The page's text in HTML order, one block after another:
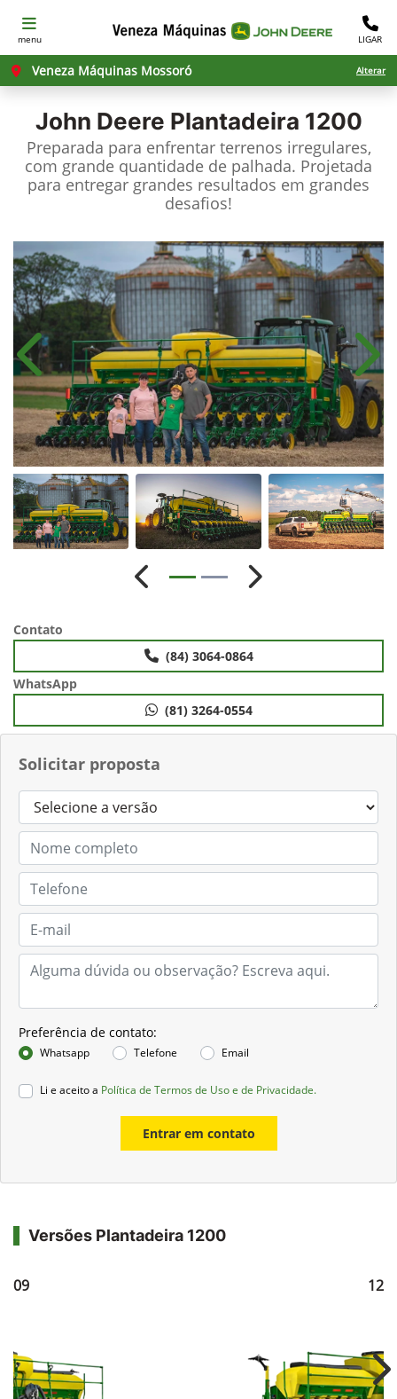
menu LIGAR
Veneza Máquinas Mossoró Alterar
John Deere Plantadeira 1200
Preparada para enfrentar terrenos irregulares,
com grande quantidade de palhada. Projetada
para entregar grandes resultados em grandes
desafios!​
Solicitar proposta
Preferência de contato:
Whatsapp Telefone Email
Li e aceito a Política de Termos de Uso e de Privacidade.
Entrar em contato
Anterior
Anterior Próximo
Contato
(84) 3064-0864
WhatsApp
(81) 3264-0554
Versões Plantadeira 1200